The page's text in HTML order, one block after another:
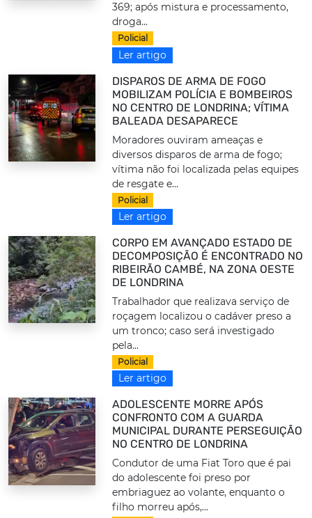
369; após mistura e processamento,
droga...
Policial
Ler artigo
DISPAROS DE ARMA DE FOGO
MOBILIZAM POLÍCIA E BOMBEIROS
NO CENTRO DE LONDRINA; VÍTIMA
BALEADA DESAPARECE
Moradores ouviram ameaças e
diversos disparos de arma de fogo;
vítima não foi localizada pelas equipes
de resgate e...
Policial
Ler artigo
CORPO EM AVANÇADO ESTADO DE
DECOMPOSIÇÃO É ENCONTRADO NO
RIBEIRÃO CAMBÉ, NA ZONA OESTE
DE LONDRINA
Trabalhador que realizava serviço de
roçagem localizou o cadáver preso a
um tronco; caso será investigado
pela...
Policial
Ler artigo
ADOLESCENTE MORRE APÓS
CONFRONTO COM A GUARDA
MUNICIPAL DURANTE PERSEGUIÇÃO
NO CENTRO DE LONDRINA
Condutor de uma Fiat Toro que é pai
do adolescente foi preso por
embriaguez ao volante, enquanto o
filho morreu após,...